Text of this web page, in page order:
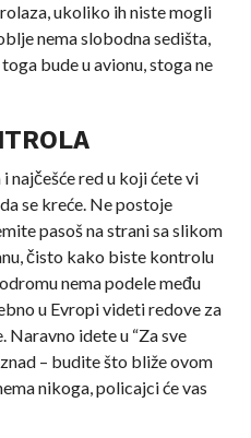
ukoliko ih niste mogli
nema slobodna sedišta,
bude u avionu, stoga ne
najčešće red u koji ćete vi
se kreće. Ne postoje
pasoš na strani sa slikom
čisto kako biste kontrolu
nema podele među
u Evropi videti redove za
Naravno idete u “Za sve
– budite što bliže ovom
nikoga, policajci će vas